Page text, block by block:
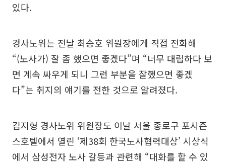
있다.
경사노위는 전날 최승호 위원장에게 직접 전화해
“(노사가) 잘 좀 했으면 좋겠다”며 “너무 대립하다 보
면 계속 싸우게 되니 그런 부분을 잘했으면 좋겠
다”는 취지의 얘기를 전한 것으로 알려졌다.
김지형 경사노위 위원장도 이날 서울 종로구 포시즌
스호텔에서 열린 ‘제38회 한국노사협력대상’ 시상식
에서 삼성전자 노사 갈등과 관련해 “대화를 할 수 있